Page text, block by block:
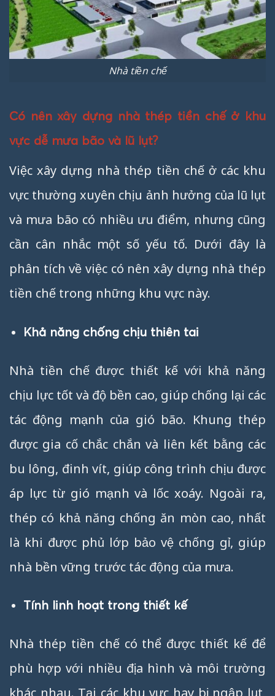
Nhà tiền chế
Có nên xây dựng nhà thép tiền chế ở khu
vực dễ mưa bão và lũ lụt?
Việc xây dựng nhà thép tiền chế ở các khu
vực thường xuyên chịu ảnh hưởng của lũ lụt
và mưa bão có nhiều ưu điểm, nhưng cũng
cần cân nhắc một số yếu tố. Dưới đây là
phân tích về việc có nên xây dựng nhà thép
tiền chế trong những khu vực này.
Khả năng chống chịu thiên tai
Nhà tiền chế được thiết kế với khả năng
chịu lực tốt và độ bền cao, giúp chống lại các
tác động mạnh của gió bão. Khung thép
được gia cố chắc chắn và liên kết bằng các
bu lông, đinh vít, giúp công trình chịu được
áp lực từ gió mạnh và lốc xoáy. Ngoài ra,
thép có khả năng chống ăn mòn cao, nhất
là khi được phủ lớp bảo vệ chống gỉ, giúp
nhà bền vững trước tác động của mưa.
Tính linh hoạt trong thiết kế
Nhà thép tiền chế có thể được thiết kế để
phù hợp với nhiều địa hình và môi trường